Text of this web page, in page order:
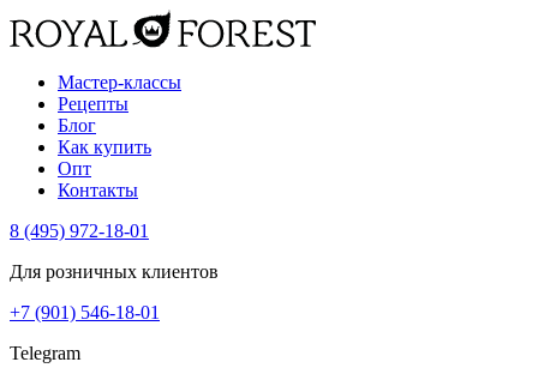
Мастер-классы
Рецепты
Блог
Как купить
Опт
Контакты
8 (495) 972-18-01
Для розничных клиентов
+7 (901) 546-18-01
Telegram